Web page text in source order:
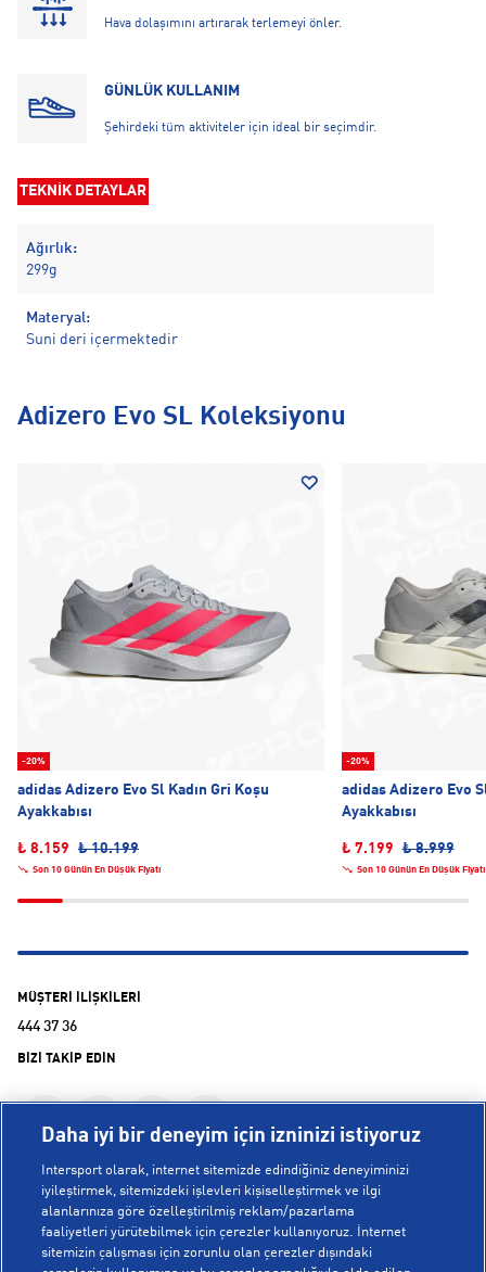
Hava dolaşımını artırarak terlemeyi önler.
GÜNLÜK KULLANIM
Şehirdeki tüm aktiviteler için ideal bir seçimdir.
TEKNİK DETAYLAR
Ağırlık:
299g
Materyal:
Suni deri içermektedir
Adizero Evo SL Koleksiyonu
-20%
adidas Adizero Evo Sl Kadın Gri Koşu
Ayakkabısı
₺ 8.159 ₺ 10.199
Son 10 Günün En Düşük Fiyatı
-20%
adidas Adizero Evo
Ayakkabısı
₺ 7.199 ₺ 8.999
Son 10 Günün En Düşük Fiyatı
MÜŞTERİ İLİŞKİLERİ
444 37 36
BİZİ TAKİP EDİN
KURUMSAL
Daha iyi bir deneyim için izninizi istiyoruz
Intersport olarak, internet sitemizde edindiğiniz deneyiminizi
iyileştirmek, sitemizdeki işlevleri kişiselleştirmek ve ilgi
alanlarınıza göre özelleştirilmiş reklam/pazarlama
faaliyetleri yürütebilmek için çerezler kullanıyoruz. İnternet
sitemizin çalışması için zorunlu olan çerezler dışındaki